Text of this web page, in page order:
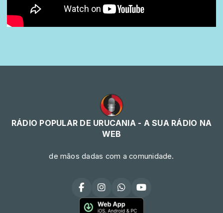
RÁDIO POPULAR DE URUCANIA - A SUA RÁDIO NA
WEB
de mãos dadas com a comunidade.